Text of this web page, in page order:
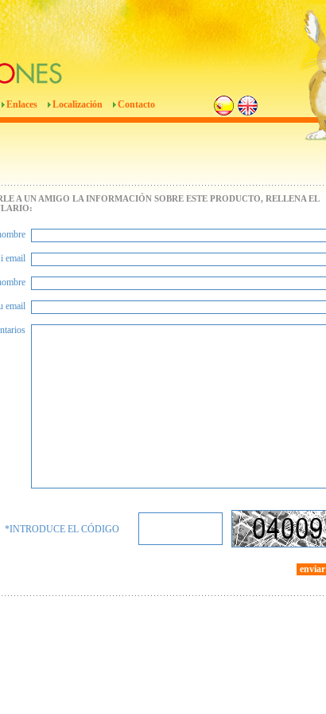
Enlaces Localización Contacto
A UN AMIGO LA INFORMACIÓN SOBRE ESTE PRODUCTO, RELLENA EL
email
email
*INTRODUCE EL CÓDIGO
enviar